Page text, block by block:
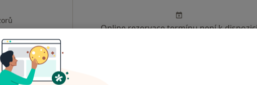
Mapa
Online rezervace termínu není k